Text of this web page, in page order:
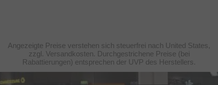
Angezeigte Preise verstehen sich steuerfrei nach United States,
zzgl. Versandkosten. Durchgestrichene Preise (bei
Rabattierungen) entsprechen der UVP des Herstellers.